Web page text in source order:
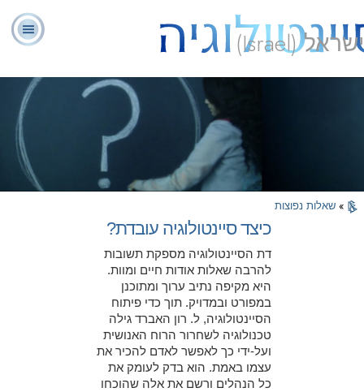
ישראל (Israel)
מהי
סיינטולוגיה?
יועצים
רוחניים
מתנדבים
» שאלות נפוצות
כיצד סיינטולוגיה עובדת?
דת הסיינטולוגיה מספקת תשובות
להרבה שאלות אודות חיים ומוות.
היא מקיפה נתיב ערוך ומתוכנן
במפורט ובמדויק. תוך כדי פיתוח
הסיינטולוגיה, ל. רון האברד גילה
טכנולוגיה לשחרור הרוח האנושית
ועל-ידי כך לאפשר לאדם להכיר את
עצמו באמת. הוא בדק לעומק את
כל הנהלים ורשם את אלה שהוכחו